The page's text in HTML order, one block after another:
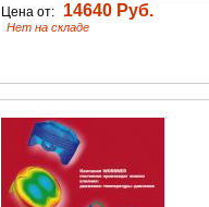
Цена от:
14640 Руб.
Нет на складе